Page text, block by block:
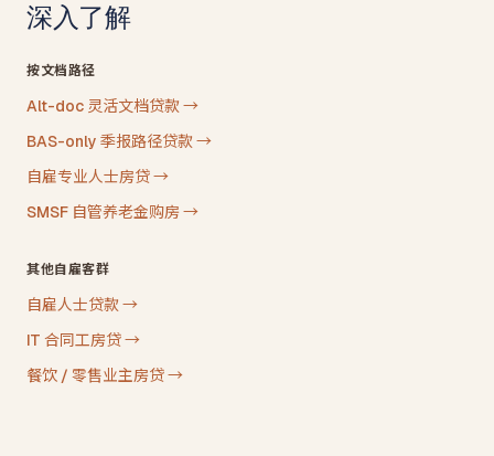
深入了解
按文档路径
Alt-doc 灵活文档贷款 →
BAS-only 季报路径贷款 →
自雇专业人士房贷→
SMSF 自管养老金购房→
其他自雇客群
自雇人士贷款 →
IT 合同工房贷→
餐饮 / 零售业主房贷→